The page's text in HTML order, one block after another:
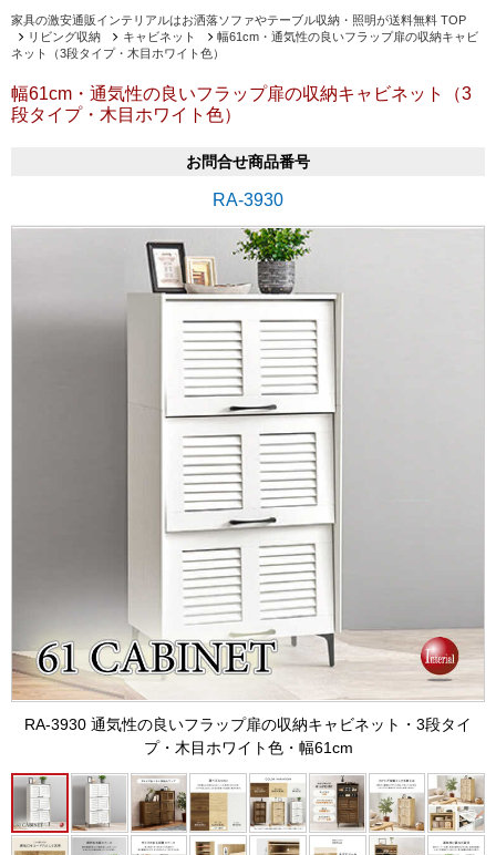
家具の激安通販インテリアルはお洒落ソファやテーブル収納・照明が送料無料 TOP
リビング収納
キャビネット
幅61cm・通気性の良いフラップ扉の収納キャビ
ネット（3段タイプ・木目ホワイト色）
幅61cm・通気性の良いフラップ扉の収納キャビネット（3
段タイプ・木目ホワイト色）
お問合せ商品番号
RA-3930
RA-3930 通気性の良いフラップ扉の収納キャビネット・3段タイ
プ・木目ホワイト色・幅61cm